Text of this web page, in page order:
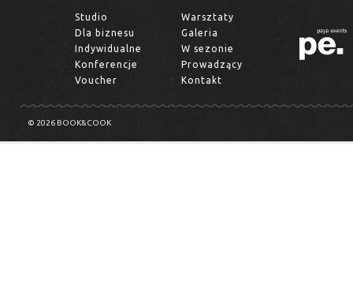
Studio
Dla biznesu
Indywidualne
Konferencje
Voucher
Warsztaty
Galeria
W sezonie
Prowadzący
Kontakt
© 2026 BOOK&COOK